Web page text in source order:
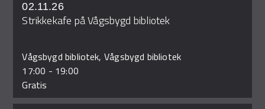
02.11.26
Strikkekafe på Vågsbygd bibliotek
Vågsbygd bibliotek, Vågsbygd bibliotek
17:00 - 19:00
Gratis